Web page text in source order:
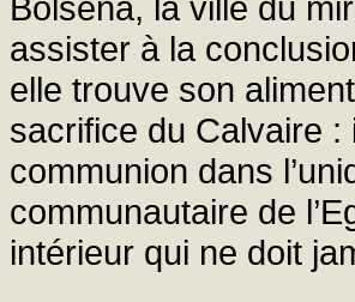
Bolsena, la ville du
assister à la
elle trouve son
sacrifice du Calvaire
communion dans
communautaire de
intérieur qui ne doit